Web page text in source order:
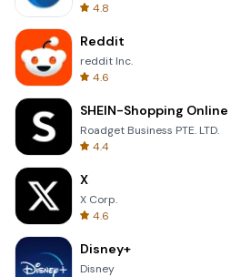
4.8
Reddit
reddit Inc.
4.6
SHEIN-Shopping Online
Roadget Business PTE. LTD.
4.4
X
X Corp.
4.6
Disney+
Disney